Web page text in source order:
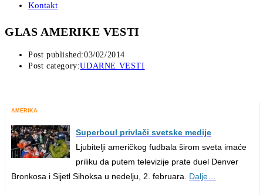
Kontakt
GLAS AMERIKE VESTI
Post published:03/02/2014
Post category:UDARNE VESTI
AMERIKA
Superboul privlači svetske medije
Ljubitelji američkog fudbala širom sveta imaće
priliku da putem televizije prate duel Denver
Bronkosa i Sijetl Sihoksa u nedelju, 2. februara.
Dalje…